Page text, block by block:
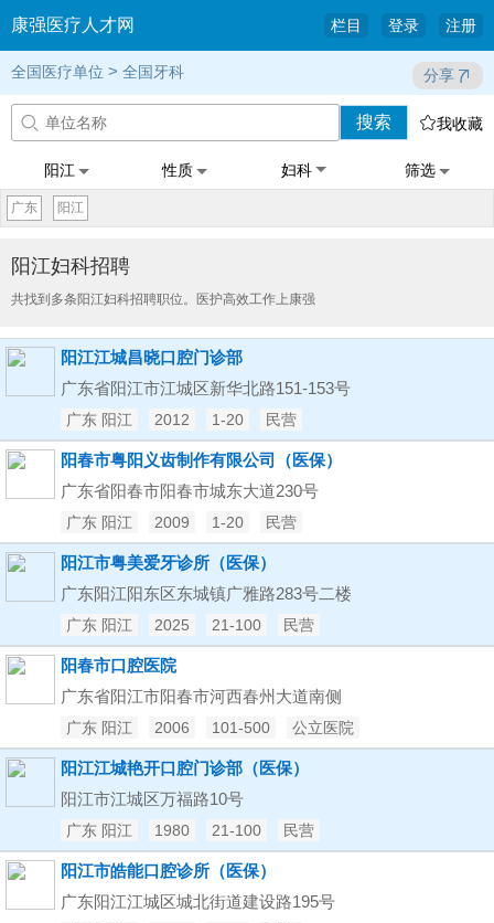
康强医疗人才网 栏目 登录 注册
全国医疗单位 > 全国牙科 分享
 搜索 我收藏
阳江 性质 妇科 筛选
广东 阳江
阳江妇科招聘
共找到多条阳江妇科招聘职位。医护高效工作上康强
阳江江城昌晓口腔门诊部
广东省阳江市江城区新华北路151-153号
广东 阳江 2012 1-20 民营
阳春市粤阳义齿制作有限公司（医保）
广东省阳春市阳春市城东大道230号
广东 阳江 2009 1-20 民营
阳江市粤美爱牙诊所（医保）
广东阳江阳东区东城镇广雅路283号二楼
广东 阳江 2025 21-100 民营
阳春市口腔医院
广东省阳江市阳春市河西春州大道南侧
广东 阳江 2006 101-500 公立医院
阳江江城艳开口腔门诊部（医保）
阳江市江城区万福路10号
广东 阳江 1980 21-100 民营
阳江市皓能口腔诊所（医保）
广东阳江江城区城北街道建设路195号